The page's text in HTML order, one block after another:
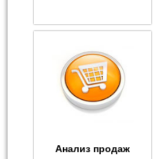
Анализ продаж